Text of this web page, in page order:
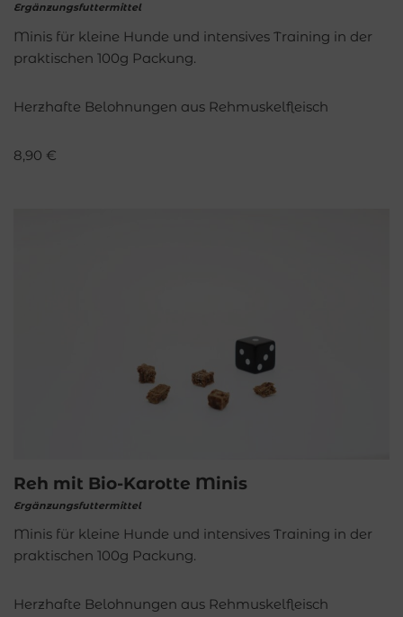
Ergänzungsfuttermittel
Minis für kleine Hunde und intensives Training in der
praktischen 100g Packung.
Herzhafte Belohnungen aus Rehmuskelfleisch
8,90 €
Reh mit Bio-Karotte Minis
Ergänzungsfuttermittel
Minis für kleine Hunde und intensives Training in der
praktischen 100g Packung.
Herzhafte Belohnungen aus Rehmuskelfleisch